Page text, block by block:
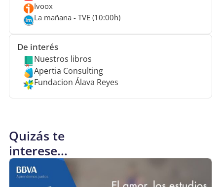
Ivoox
La mañana - TVE (10:00h)
De interés
Nuestros libros
Apertia Consulting
Fundacion Álava Reyes
Quizás te
interese...